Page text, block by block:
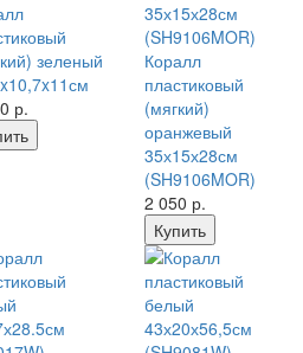
зеленый
р.
Коралл
пластиковый
(мягкий)
оранжевый
35х15х28см
(SH9106MOR)
2 050 р.
Купить